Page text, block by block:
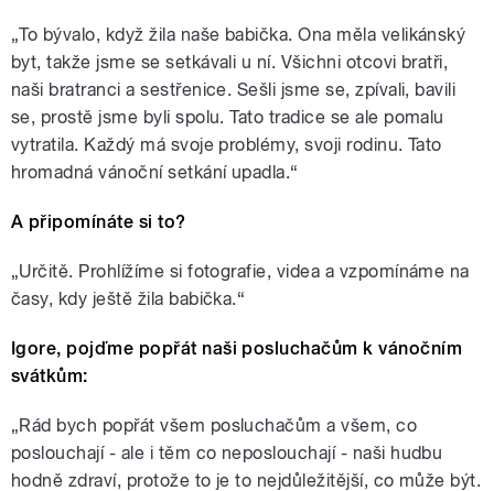
„To bývalo, když žila naše babička. Ona měla velikánský
byt, takže jsme se setkávali u ní. Všichni otcovi bratři,
naši bratranci a sestřenice. Sešli jsme se, zpívali, bavili
se, prostě jsme byli spolu. Tato tradice se ale pomalu
vytratila. Každý má svoje problémy, svoji rodinu. Tato
hromadná vánoční setkání upadla.“
A připomínáte si to?
„Určitě. Prohlížíme si fotografie, videa a vzpomínáme na
časy, kdy ještě žila babička.“
Igore, pojďme popřát naši posluchačům k vánočním
svátkům:
„Rád bych popřát všem posluchačům a všem, co
poslouchají - ale i těm co neposlouchají - naši hudbu
hodně zdraví, protože to je to nejdůležitější, co může být.